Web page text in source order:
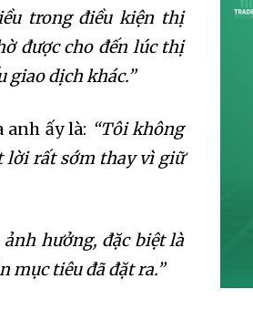
I've read and accept the
trong điều kiện thị
được cho đến lúc thị
giao dịch khác.”
ấy là: “Tôi không
lời rất sớm thay vì giữ
hưởng, đặc biệt là
mục tiêu đã đặt ra.”